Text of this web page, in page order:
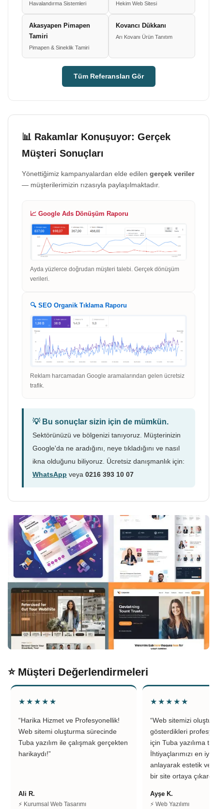
Havalandırma Sistemleri Hekim Web Sitesi
Akasyapen Pimapen
Tamiri
Pimapen & Sineklik Tamiri
Kovancı Dükkanı
Arı Kovanı Ürün Tanıtım
Tüm Referansları Gör
📊 Rakamlar Konuşuyor: Gerçek
Müşteri Sonuçları
Yönettiğimiz kampanyalardan elde edilen gerçek veriler
— müşterilerimizin rızasıyla paylaşılmaktadır.
📈 Google Ads Dönüşüm Raporu
Ayda yüzlerce doğrudan müşteri talebi. Gerçek dönüşüm
verileri.
🔍 SEO Organik Tıklama Raporu
Reklam harcamadan Google aramalarından gelen ücretsiz
trafik.
💡 Bu sonuçlar sizin için de mümkün.
Sektörünüzü ve bölgenizi tanıyoruz. Müşterinizin
Google'da ne aradığını, neye tıkladığını ve nasıl
ikna olduğunu biliyoruz. Ücretsiz danışmanlık için:
WhatsApp veya 0216 393 10 07
⭐ Müşteri Değerlendirmeleri
★★★★★
“Harika Hizmet ve Profesyonellik!
Web sitemi oluşturma sürecinde
Tuba yazılım ile çalışmak gerçekten
harikaydı!”
Ali R.
⚡ Kurumsal Web Tasarımı
★★★★★
“Web sitemizi
gösterdikleri
için Tuba yazılıma
İhtiyaçlarımızı en iyi
anlayarak estetik ve
bir site ortaya
Ayşe K.
⚡ Web Yazılımı